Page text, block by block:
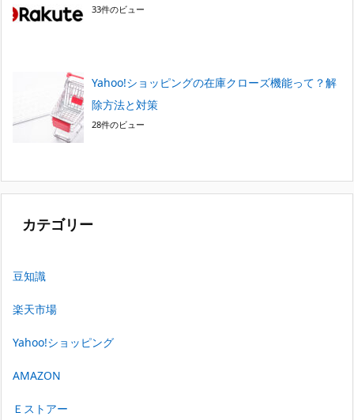
33件のビュー
Yahoo!ショッピングの在庫クローズ機能って？解
除方法と対策
28件のビュー
カテゴリー
豆知識
楽天市場
Yahoo!ショッピング
AMAZON
Ｅストアー